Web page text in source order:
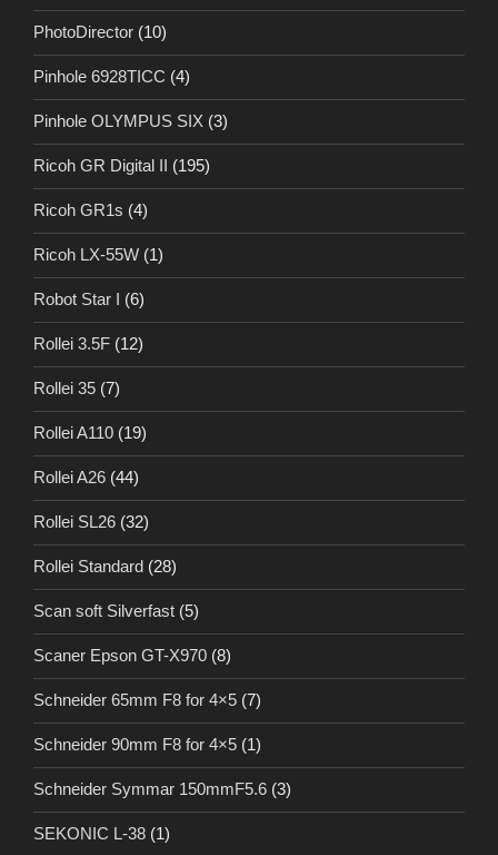
PhotoDirector (10)
Pinhole 6928TICC (4)
Pinhole OLYMPUS SIX (3)
Ricoh GR Digital II (195)
Ricoh GR1s (4)
Ricoh LX-55W (1)
Robot Star I (6)
Rollei 3.5F (12)
Rollei 35 (7)
Rollei A110 (19)
Rollei A26 (44)
Rollei SL26 (32)
Rollei Standard (28)
Scan soft Silverfast (5)
Scaner Epson GT-X970 (8)
Schneider 65mm F8 for 4×5 (7)
Schneider 90mm F8 for 4×5 (1)
Schneider Symmar 150mmF5.6 (3)
SEKONIC L-38 (1)